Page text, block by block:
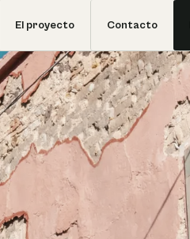
El proyecto Contacto